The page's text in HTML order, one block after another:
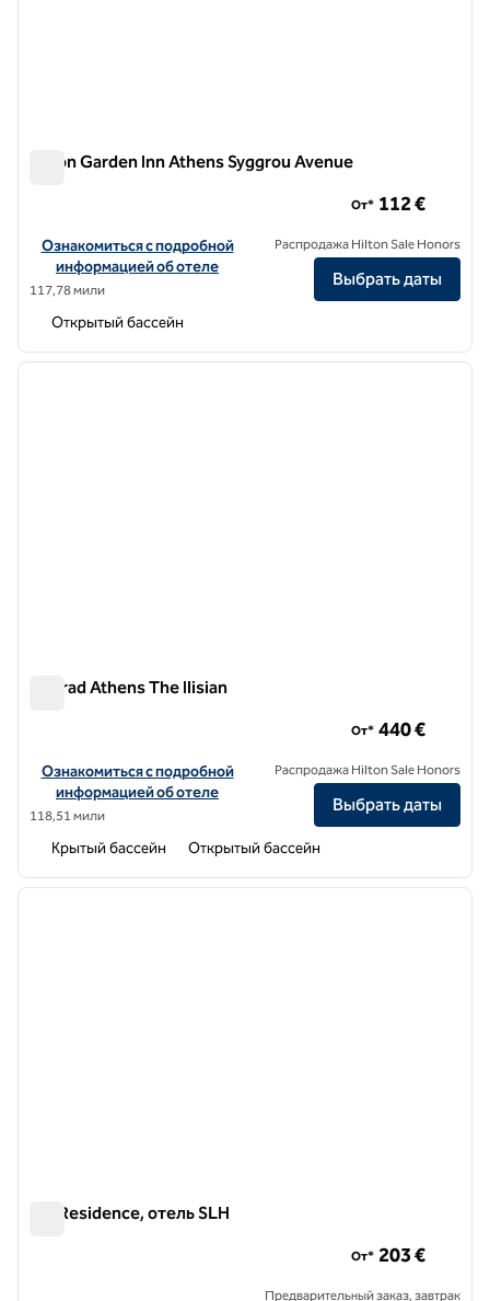
Hilton Garden Inn Athens Syggrou Avenue
Посмотреть информацию об отеле Hilton Garden Inn Athens
Ознакомиться с подробной
информацией об отеле
117,78 мили
От* 112 €
Распродажа Hilton Sale Honors
Выбрать даты
Открытый бассейн
1 из 12
Conrad Athens The Ilisian
Посмотреть информацию об отеле Conrad Athens The Ilisian
Ознакомиться с подробной
информацией об отеле
118,51 мили
От* 440 €
Распродажа Hilton Sale Honors
Выбрать даты
Крытый бассейн Открытый бассейн
1 из 12
ON Residence, отель SLH
От* 203 €
Предварительный заказ, завтрак